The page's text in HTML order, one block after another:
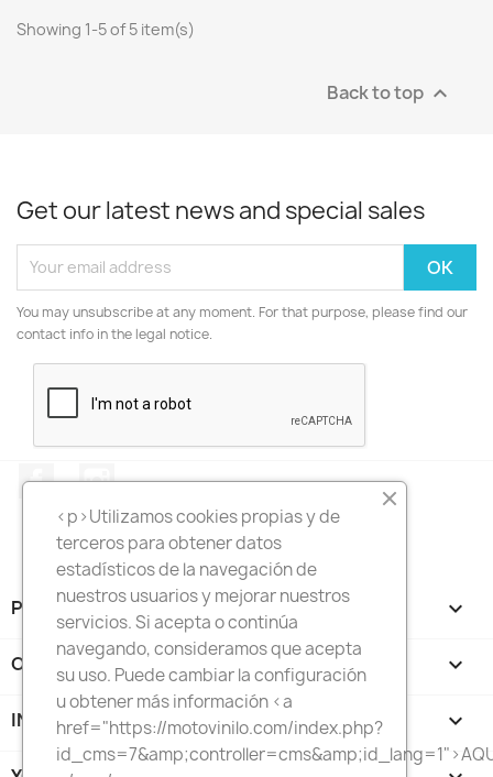
Showing 1-5 of 5 item(s)
Back to top 
Get our latest news and special sales
You may unsubscribe at any moment. For that purpose, please find our
contact info in the legal notice.
FacebookInstagram
PRODUCTS 
OUR COMPANY 
INFORMACION 
<p>Utilizamos cookies propias y de
terceros para obtener datos
estadísticos de la navegación de
nuestros usuarios y mejorar nuestros
servicios. Si acepta o continúa
navegando, consideramos que acepta
su uso. Puede cambiar la configuración
u obtener más información <a
href="https://motovinilo.com/index.php?